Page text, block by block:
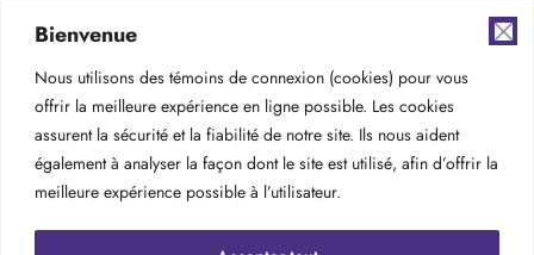
Bienvenue
Nous utilisons des témoins de connexion (cookies) pour vous
offrir la meilleure expérience en ligne possible. Les cookies
assurent la sécurité et la fiabilité de notre site. Ils nous aident
également à analyser la façon dont le site est utilisé, afin d’offrir la
meilleure expérience possible à l’utilisateur.
recherche d’emploi
(JobFinder) de TES pour
consulter les offres
d’emploi actuelles dans
votre région ou votre
domaine d’intérêt.